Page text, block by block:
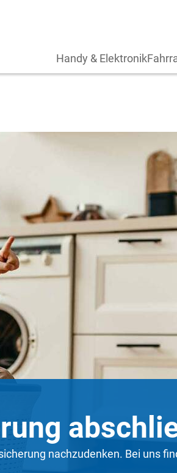
Handy & Elektronik
nachzudenken. Bei uns